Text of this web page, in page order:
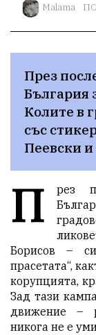
Malama
През
България
Колите в
със
Пеевски
П
рез
Борисов –
прасетата“,
корупцията,
Зад тази
движение –
никога не е